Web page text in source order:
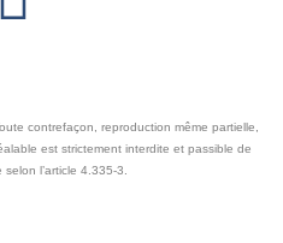
contrefaçon, reproduction même partielle,
est strictement interdite et passible de
l’article 4.335-3.